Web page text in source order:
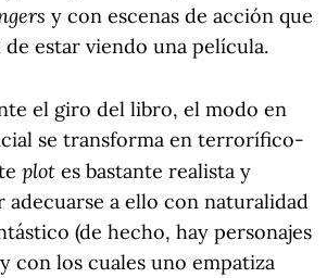
y con escenas de acción que
de estar viendo una película.
el giro del libro, el modo en
se transforma en terrorífico-
plot es bastante realista y
a ello con naturalidad
(de hecho, hay personajes
con los cuales uno empatiza